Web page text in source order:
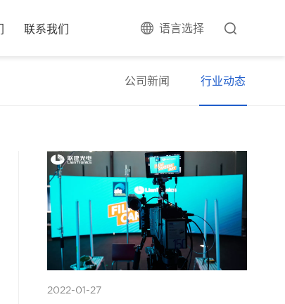
语言选择
联系我们
公司新闻 行业动态
2022-01-27